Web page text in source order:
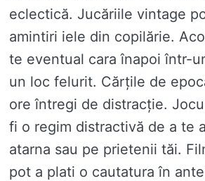
eclectică. Jucăriile vintage
amintiri iele din copilărie.
te eventual cara înapoi într-
un loc felurit. Cărțile de
ore întregi de distracție.
fi o regim distractivă de a te
atarna sau pe prietenii tăi.
pot a plati o cautatura în